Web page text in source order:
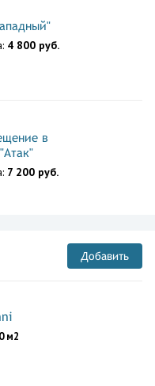
4 800 руб.
в
7 200 руб.
Добавить
м2